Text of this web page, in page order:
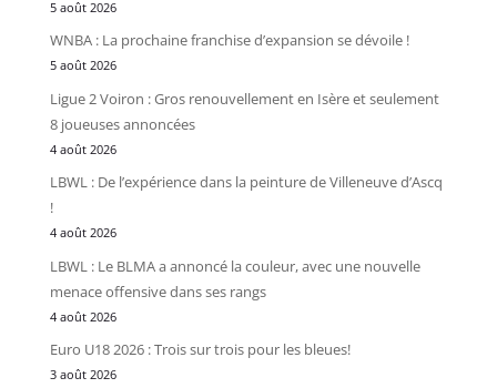
5 août 2026
WNBA : La prochaine franchise d’expansion se dévoile !
5 août 2026
Ligue 2 Voiron : Gros renouvellement en Isère et seulement
8 joueuses annoncées
4 août 2026
LBWL : De l’expérience dans la peinture de Villeneuve d’Ascq
!
4 août 2026
LBWL : Le BLMA a annoncé la couleur, avec une nouvelle
menace offensive dans ses rangs
4 août 2026
Euro U18 2026 : Trois sur trois pour les bleues!
3 août 2026